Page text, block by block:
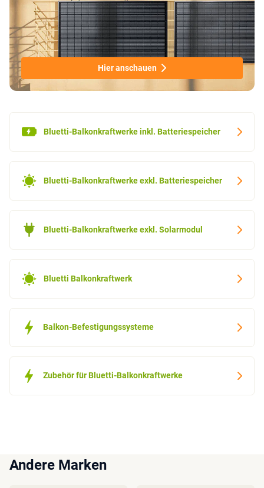
Hier anschauen
Bluetti-Balkonkraftwerke inkl. Batteriespeicher
Bluetti-Balkonkraftwerke exkl. Batteriespeicher
Bluetti-Balkonkraftwerke exkl. Solarmodul
Bluetti Balkonkraftwerk
Balkon-Befestigungssysteme
Zubehör für Bluetti-Balkonkraftwerke
Andere Marken